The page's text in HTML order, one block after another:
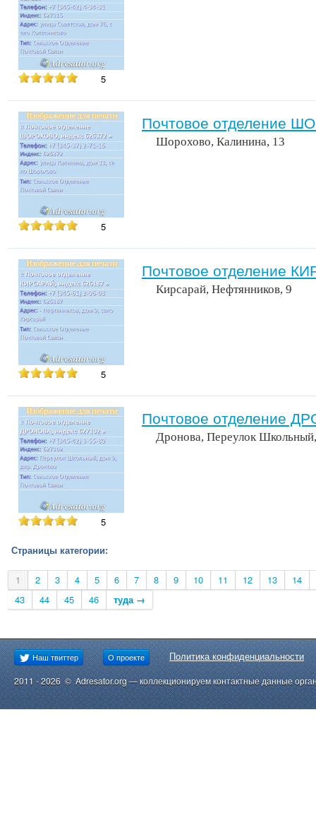
5
5
Почтовое отделение
Шорохово, Калинина, 13
5
Почтовое отделение
Кирсарай, Нефтянников, 9
5
Почтовое отделение
Дронова, Переулок
Страницы категории:
1 2 3 4 5 6 7 8 9 10 11 12 13
14
43
44 45 46 туда →
Наш твиттер О проекте Политика конфиденциальности
2011 - 2026 © Adresator.org — коллекционируем контактные данные